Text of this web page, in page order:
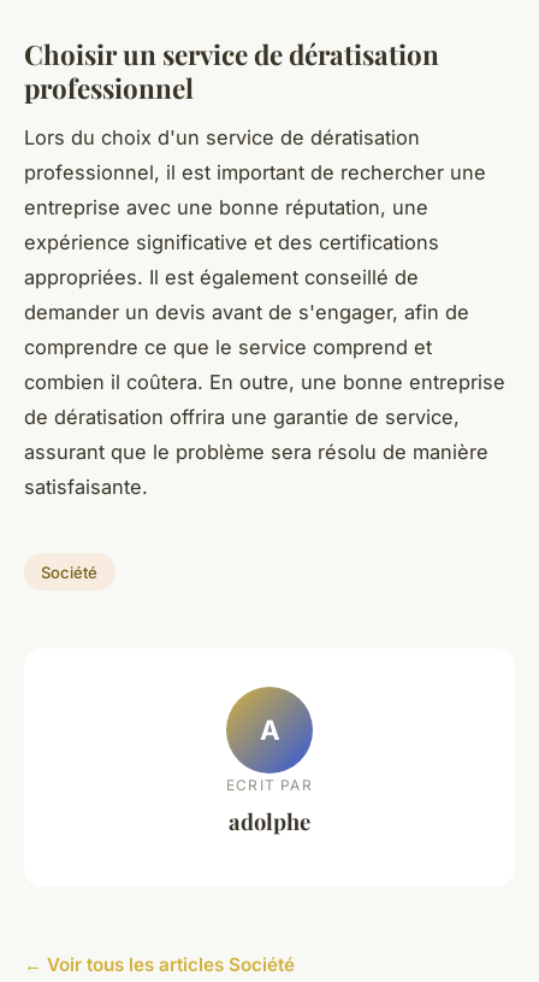
Choisir un service de dératisation
professionnel
Lors du choix d'un service de dératisation
professionnel, il est important de rechercher une
entreprise avec une bonne réputation, une
expérience significative et des certifications
appropriées. Il est également conseillé de
demander un devis avant de s'engager, afin de
comprendre ce que le service comprend et
combien il coûtera. En outre, une bonne entreprise
de dératisation offrira une garantie de service,
assurant que le problème sera résolu de manière
satisfaisante.
Société
A
ECRIT PAR
adolphe
← Voir tous les articles Société